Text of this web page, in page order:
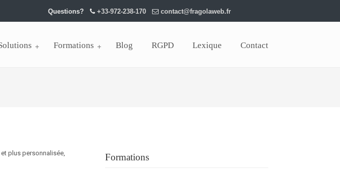
Questions? +33-972-238-170 contact@fragolaweb.fr
Formations Blog RGPD Lexique Contact
plus personnalisée,
Formations